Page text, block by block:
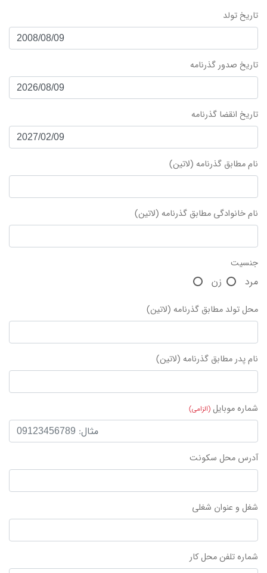
تاریخ تولد
تاریخ صدور گذرنامه
تاریخ انقضا گذرنامه
نام مطابق گذرنامه (لاتین)
نام خانوادگی مطابق گذرنامه (لاتین)
جنسیت
مرد زن
محل تولد مطابق گذرنامه (لاتین)
نام پدر مطابق گذرنامه (لاتین)
شماره موبایل (الزامی)
آدرس محل سکونت
شغل و عنوان شغلی
شماره تلفن محل کار